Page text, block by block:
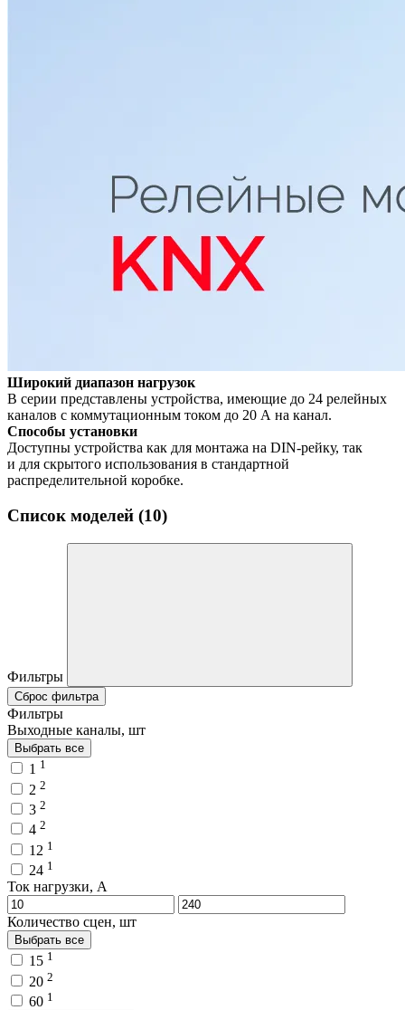
Широкий диапазон нагрузок
В серии представлены устройства, имеющие до 24 релейных
каналов с коммутационным током до 20 А на канал.
Способы установки
Доступны устройства как для монтажа на DIN-рейку, так
и для скрытого использования в стандартной
раcпределительной коробке.
Список моделей (10)
Фильтры
Сброс фильтра
Фильтры
Выходные каналы, шт
Выбрать все
1 1
2 2
3 2
4 2
12 1
24 1
Ток нагрузки, A
Количество сцен, шт
Выбрать все
15 1
20 2
60 1